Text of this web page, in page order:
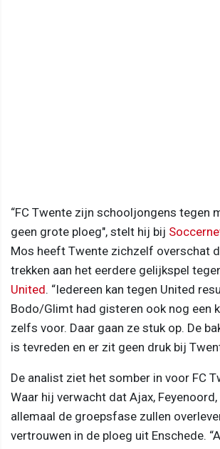
“FC Twente zijn schooljongens tegen
geen grote ploeg", stelt hij bij
Mos heeft Twente zichzelf overschat
trekken aan het eerdere gelijkspel
United. “Iedereen kan tegen United
Bodo/Glimt had gisteren ook nog een
zelfs voor. Daar gaan ze stuk op. De
is tevreden en er zit geen druk bij
De analist ziet het somber in voor FC
Waar hij verwacht dat Ajax, Feyenoord,
allemaal de groepsfase zullen
vertrouwen in de ploeg uit Enschede.